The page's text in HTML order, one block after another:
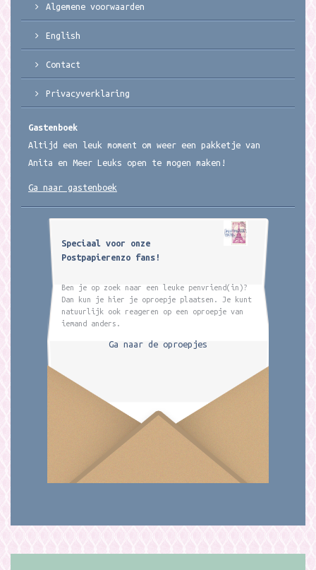
Algemene voorwaarden
English
Contact
Privacyverklaring
Gastenboek
Altijd een leuk moment om weer een pakketje van
Anita en Meer Leuks open te mogen maken!
Ga naar gastenboek
Speciaal voor onze
Postpapierenzo fans!
Ben je op zoek naar een leuke penvriend(in)?
Dan kun je hier je oproepje plaatsen. Je kunt
natuurlijk ook reageren op een oproepje van
iemand anders.
Ga naar de oproepjes